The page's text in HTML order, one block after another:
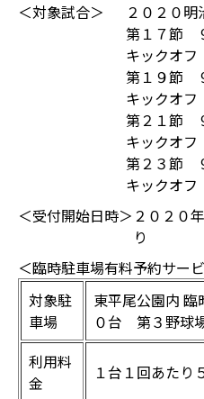
＜対象試合＞
２０２０
第１７節
キックオ
第１９節
キックオ
第２１節
キックオ
第２３節
キックオ
＜受付開始日時＞ ２０２０
り
＜臨時駐車場有料予約サー
対象駐
車場
東平尾公園内
０台 第３野球
利用料
金
１台１回あたり